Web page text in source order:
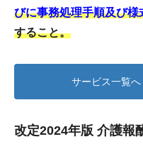
びに事務処理手順及び
すること。
サービス一覧へ
改定2024年版 介護報